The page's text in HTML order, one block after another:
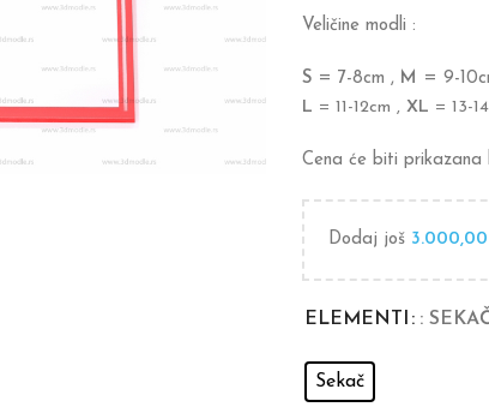
Veličine modli :
S = 7-8cm , M = 9-
L = 11-12cm , XL = 13-
Cena će biti prikazana
Dodaj još 3.000,00
ELEMENTI :
Sekač